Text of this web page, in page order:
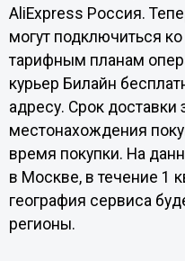
AliExpress Россия.
могут подключиться
тарифным планам
курьер Билайн
адресу. Срок доставки
местонахождения
время покупки. На
в Москве, в течение 1
география сервиса
регионы.